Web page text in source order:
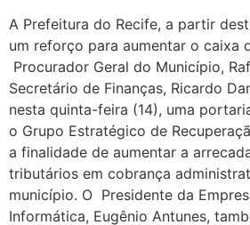
A Prefeitura do Recife, a partir
um reforço para aumentar o caixa
Procurador Geral do Município,
Secretário de Finanças, Ricardo
nesta quinta-feira (14), uma
o Grupo Estratégico de
a finalidade de aumentar a
tributários em cobrança
município. O Presidente da
Informática, Eugênio Antunes,